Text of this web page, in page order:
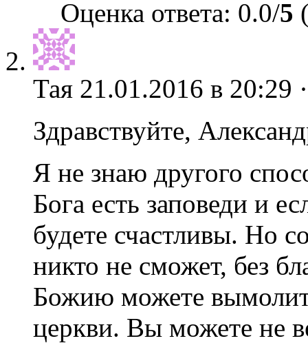
Оценка ответа: 0.0/5
Тая 21.01.2016 в 20:29
Здравствуйте,
Я не знаю другого
Бога есть заповеди и
будете счастливы. Но
никто не сможет, без
Божию можете
церкви. Вы можете не